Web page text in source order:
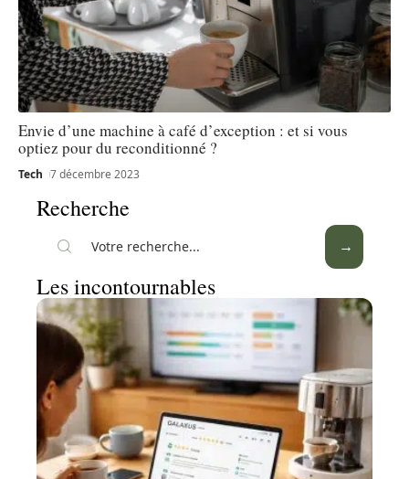
Envie d’une machine à café d’exception : et si vous
optiez pour du reconditionné ?
Tech 7 décembre 2023
Recherche
Les incontournables